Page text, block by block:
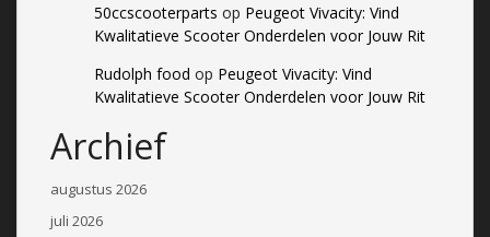
50ccscooterparts op Peugeot Vivacity: Vind
Kwalitatieve Scooter Onderdelen voor Jouw Rit
Rudolph food op Peugeot Vivacity: Vind
Kwalitatieve Scooter Onderdelen voor Jouw Rit
Archief
augustus 2026
juli 2026